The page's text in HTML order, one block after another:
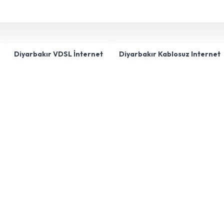
Diyarbakır VDSL İnternet Diyarbakır Kablosuz Internet